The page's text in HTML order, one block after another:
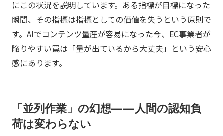
にこの状況を説明しています。ある指標が目標になった
瞬間、その指標は指標としての価値を失うという原則で
す。AIでコンテンツ量産が容易になった今、EC事業者が
陥りやすい罠は「量が出ているから大丈夫」という安心
感にあります。
「並列作業」の幻想——人間の認知負
荷は変わらない